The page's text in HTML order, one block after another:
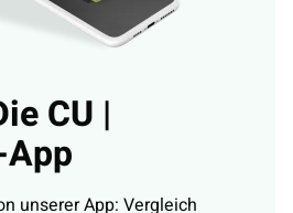
CU |
unserer App: Vergleich